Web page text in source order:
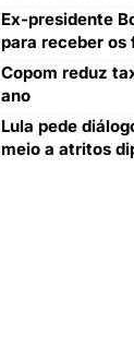
Ex-presidente
para receber os
Copom reduz
ano
Lula pede
meio a atritos